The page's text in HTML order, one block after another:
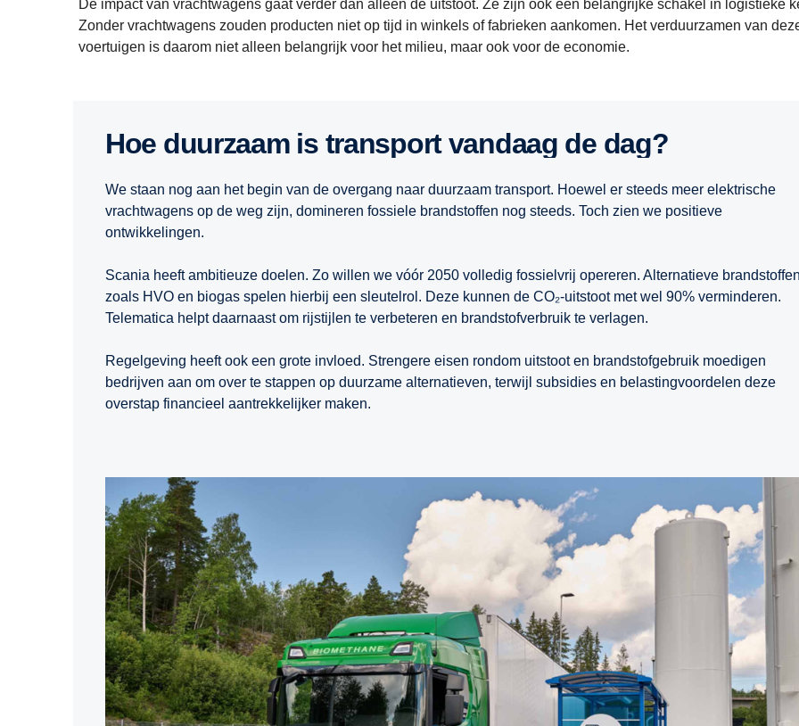
De impact van vrachtwagens gaat verder dan alleen de uitstoot. Ze zijn ook een belangrijke schakel in logistieke
Zonder vrachtwagens zouden producten niet op tijd in winkels of fabrieken aankomen. Het verduurzamen van
voertuigen is daarom niet alleen belangrijk voor het milieu, maar ook voor de economie.
Hoe duurzaam is transport vandaag de dag?
We staan nog aan het begin van de overgang naar duurzaam transport. Hoewel er steeds meer elektrische
vrachtwagens op de weg zijn, domineren fossiele brandstoffen nog steeds. Toch zien we positieve
ontwikkelingen.
Scania heeft ambitieuze doelen. Zo willen we vóór 2050 volledig fossielvrij opereren. Alternatieve
zoals HVO en biogas spelen hierbij een sleutelrol. Deze kunnen de CO₂-uitstoot met wel 90% verminderen.
Telematica helpt daarnaast om rijstijlen te verbeteren en brandstofverbruik te verlagen.
Regelgeving heeft ook een grote invloed. Strengere eisen rondom uitstoot en brandstofgebruik moedigen
bedrijven aan om over te stappen op duurzame alternatieven, terwijl subsidies en belastingvoordelen deze
overstap financieel aantrekkelijker maken.